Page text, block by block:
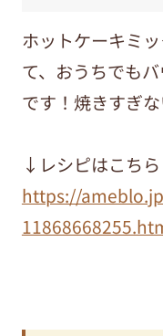
ホットケーキミ
て、おうちでも
です！焼きすぎな
↓レシピはこちら
https://